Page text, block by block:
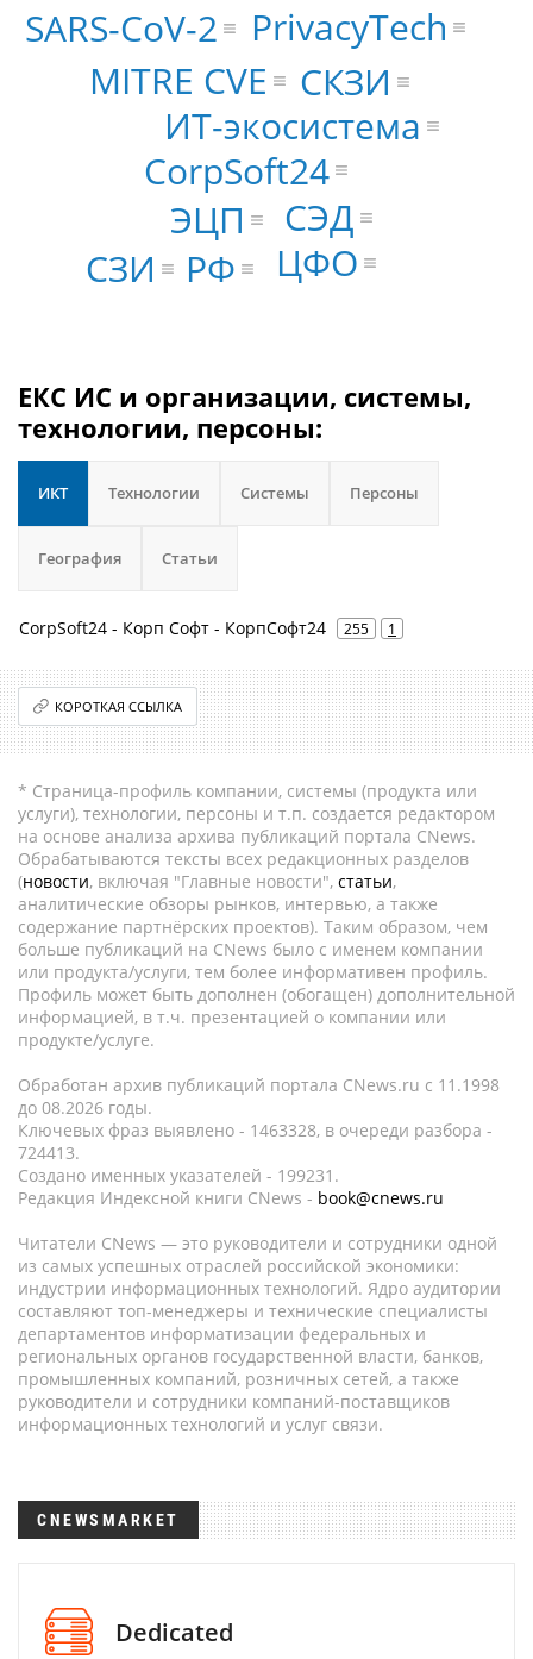
CorpSoft24
ИТ-экосистема
ЭЦП
СЭД
СКЗИ
СЗИ
MITRE CVE
РФ ЦФО
PrivacyTech
SARS-CoV-2
ЕКС ИС и организации, системы,
технологии, персоны:
ИКТ Технологии Системы Персоны
География Статьи
CorpSoft24 - Корп Софт - КорпСофт24 255 1
КОРОТКАЯ ССЫЛКА
* Страница-профиль компании, системы (продукта или
услуги), технологии, персоны и т.п. создается редактором
на основе анализа архива публикаций портала CNews.
Обрабатываются тексты всех редакционных разделов
(новости, включая "Главные новости", статьи,
аналитические обзоры рынков, интервью, а также
содержание партнёрских проектов). Таким образом, чем
больше публикаций на CNews было с именем компании
или продукта/услуги, тем более информативен профиль.
Профиль может быть дополнен (обогащен) дополнительной
информацией, в т.ч. презентацией о компании или
продукте/услуге.
Обработан архив публикаций портала CNews.ru c 11.1998
до 08.2026 годы.
Ключевых фраз выявлено - 1463328, в очереди разбора -
724413.
Создано именных указателей - 199231.
Редакция Индексной книги CNews - book@cnews.ru
Читатели CNews — это руководители и сотрудники одной
из самых успешных отраслей российской экономики:
индустрии информационных технологий. Ядро аудитории
составляют топ-менеджеры и технические специалисты
департаментов информатизации федеральных и
региональных органов государственной власти, банков,
промышленных компаний, розничных сетей, а также
руководители и сотрудники компаний-поставщиков
информационных технологий и услуг связи.
CNEWSMARKET
Dedicated